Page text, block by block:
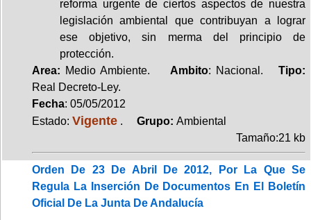
reforma urgente de ciertos aspectos de nuestra
legislación ambiental que contribuyan a lograr
ese objetivo, sin merma del principio de
protección.
Area: Medio Ambiente. Ambito: Nacional.Tipo:
Real Decreto-Ley.
Fecha: 05/05/2012
Estado: Vigente . Grupo: Ambiental
Tamaño:21 kb
Orden De 23 De Abril De 2012, Por La Que Se
Regula La Inserción De Documentos En El Boletín
Oficial De La Junta De Andalucía